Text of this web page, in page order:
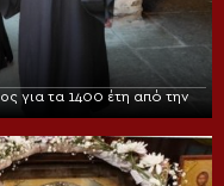
για τα 1400 έτη από την